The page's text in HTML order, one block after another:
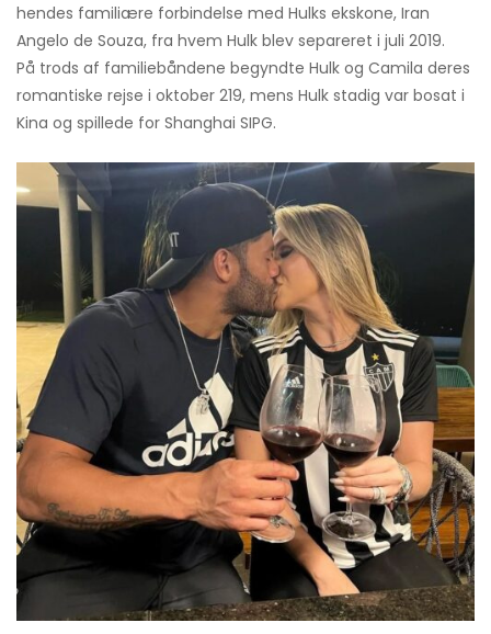
hendes familiære forbindelse med Hulks ekskone, Iran
Angelo de Souza, fra hvem Hulk blev separeret i juli 2019.
På trods af familiebåndene begyndte Hulk og Camila deres
romantiske rejse i oktober 219, mens Hulk stadig var bosat i
Kina og spillede for Shanghai SIPG.